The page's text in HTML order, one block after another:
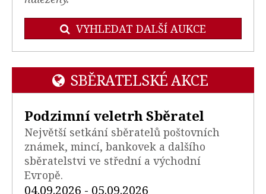
VYHLEDAT DALŠÍ AUKCE
SBĚRATELSKÉ AKCE
Podzimní veletrh Sběratel
Největší setkání sběratelů poštovních
známek, mincí, bankovek a dalšího
sběratelstvi ve střední a východní
Evropě.
04.09.2026 - 05.09.2026